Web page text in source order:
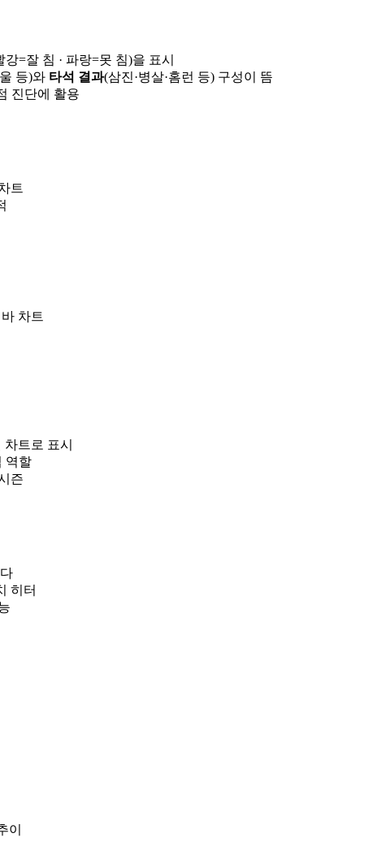
=잘 침 · 파랑=못 침)을 표시
등)와 타석 결과(삼진·병살·홈런 등) 구성이 뜸
진단에 활용
트
차트
트로 표시
역할
즌
히터
이